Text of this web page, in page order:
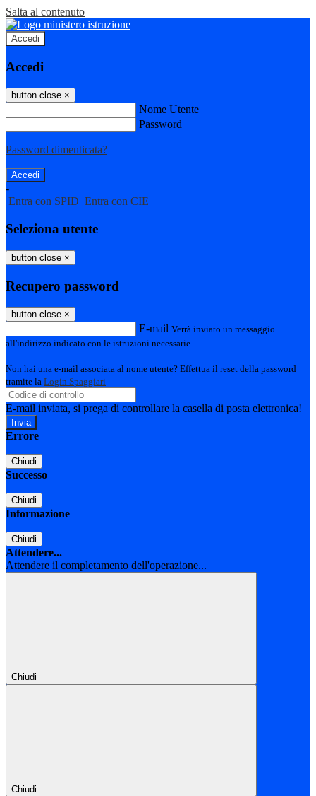
Salta al contenuto
Accedi
Accedi
button close ×
Nome Utente
Password
Password dimenticata?
-
Entra con SPID Entra con CIE
Seleziona utente
button close ×
Recupero password
button close ×
E-mail Verrà inviato un messaggio
all'indirizzo indicato con le istruzioni necessarie.
Non hai una e-mail associata al nome utente? Effettua il reset della password
tramite la Login Spaggiari
E-mail inviata, si prega di controllare la casella di posta elettronica!
Errore
Chiudi
Successo
Chiudi
Informazione
Chiudi
Attendere...
Attendere il completamento dell'operazione...
Chiudi
Chiudi